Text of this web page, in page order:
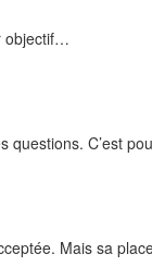
objectif…
C’est
Mais sa